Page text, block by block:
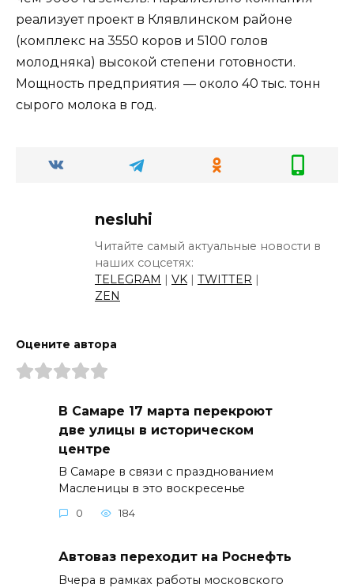
реализует проект в Клявлинском районе
(комплекс на 3550 коров и 5100 голов
молодняка) высокой степени готовности.
Мощность предприятия — около 40 тыс. тонн
сырого молока в год.
nesluhi
Читайте самый актуальные новости в
наших соцсетях:
TELEGRAM | VK | TWITTER |
ZEN
Оцените автора
В Самаре 17 марта перекроют
две улицы в историческом
центре
В Самаре в связи с празднованием
Масленицы в это воскресенье
0 184
Автоваз переходит на Роснефть
Вчера в рамках работы московского